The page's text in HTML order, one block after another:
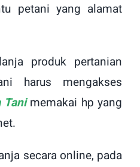
petani yang alamat
produk pertanian
harus mengakses
Tanimemakai hp yang
secara online, pada